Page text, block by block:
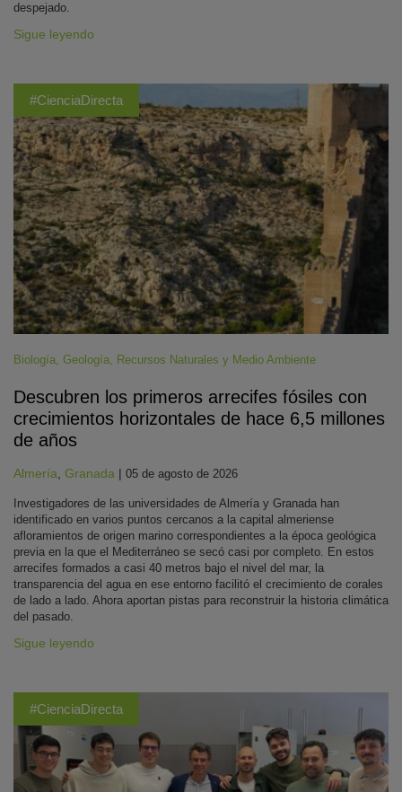
despejado.
Sigue leyendo
#CienciaDirecta
Biología, Geología, Recursos Naturales y Medio Ambiente
Descubren los primeros arrecifes fósiles con
crecimientos horizontales de hace 6,5 millones
de años
Almería, Granada | 05 de agosto de 2026
Investigadores de las universidades de Almería y Granada han
identificado en varios puntos cercanos a la capital almeriense
afloramientos de origen marino correspondientes a la época geológica
previa en la que el Mediterráneo se secó casi por completo. En estos
arrecifes formados a casi 40 metros bajo el nivel del mar, la
transparencia del agua en ese entorno facilitó el crecimiento de corales
de lado a lado. Ahora aportan pistas para reconstruir la historia climática
del pasado.
Sigue leyendo
#CienciaDirecta